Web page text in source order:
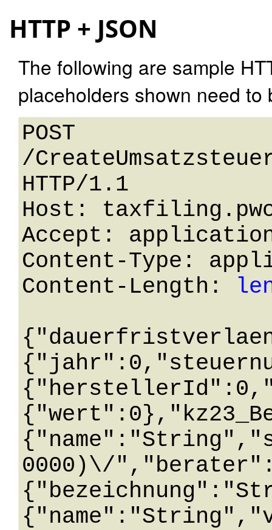
HTTP + JSON
The following are sample
placeholders shown need
POST
/
HTTP/1.1
Host:
Accept:
Content-Type:
Content-Length:
0000)\/